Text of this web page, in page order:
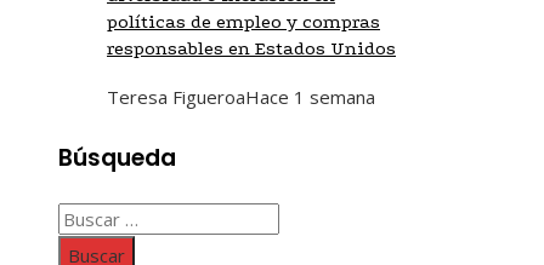
políticas de empleo y compras
responsables en Estados Unidos
Teresa FigueroaHace 1 semana
Búsqueda
Buscar: